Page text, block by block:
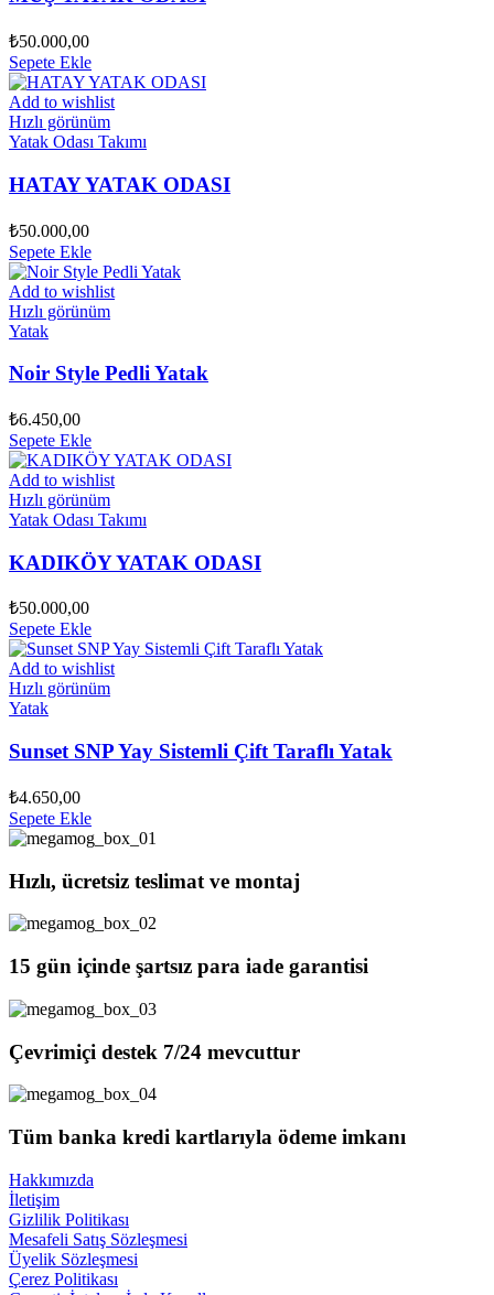
₺50.000,00
Sepete Ekle
Add to wishlist
Hızlı görünüm
Yatak Odası Takımı
HATAY YATAK ODASI
₺50.000,00
Sepete Ekle
Add to wishlist
Hızlı görünüm
Yatak
Noir Style Pedli Yatak
₺6.450,00
Sepete Ekle
Add to wishlist
Hızlı görünüm
Yatak Odası Takımı
KADIKÖY YATAK ODASI
₺50.000,00
Sepete Ekle
Add to wishlist
Hızlı görünüm
Yatak
Sunset SNP Yay Sistemli Çift Taraflı Yatak
₺4.650,00
Sepete Ekle
Hızlı, ücretsiz teslimat ve montaj
15 gün içinde şartsız para iade garantisi
Çevrimiçi destek 7/24 mevcuttur
Tüm banka kredi kartlarıyla ödeme imkanı
Hakkımızda
İletişim
Gizlilik Politikası
Mesafeli Satış Sözleşmesi
Üyelik Sözleşmesi
Çerez Politikası